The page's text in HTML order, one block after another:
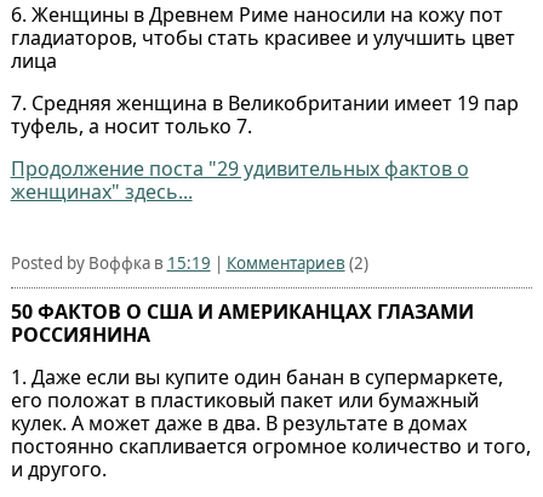
6. Женщины в Древнем Риме наносили на кожу пот
гладиаторов, чтобы стать красивее и улучшить цвет
лица
7. Средняя женщина в Великобритании имеет 19 пар
туфель, а носит только 7.
Продолжение поста "29 удивительных фактов о
женщинах" здесь...
Posted by Воффка в 15:19 | Комментариев (2)
50 ФАКТОВ О США И АМЕРИКАНЦАХ ГЛАЗАМИ
РОССИЯНИНА
1. Даже если вы купите один банан в супермаркете,
его положат в пластиковый пакет или бумажный
кулек. А может даже в два. В результате в домах
постоянно скапливается огромное количество и того,
и другого.